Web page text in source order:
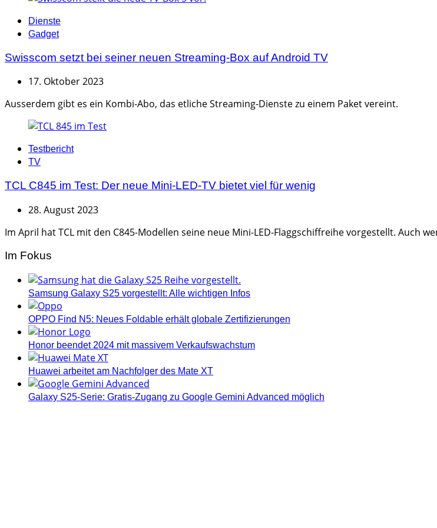
Categories
Dienste
Gadget
Swisscom setzt bei seiner neuen Streaming-Box auf Android TV
17. Oktober 2023
Ausserdem gibt es ein Kombi-Abo, das etliche Streaming-Dienste zu einem Paket vereint.
Categories
Testbericht
TV
TCL C845 im Test: Der neue Mini-LED-TV bietet viel für wenig
28. August 2023
Im April hat TCL mit den C845-Modellen seine neue Mini-LED-Flaggschiffreihe vorgestellt. Auch
Im Fokus
Samsung Galaxy S25 vorgestellt: Alle wichtigen Infos
OPPO Find N5: Neues Foldable erhält globale Zertifizierungen
Honor beendet 2024 mit massivem Verkaufswachstum
Huawei arbeitet am Nachfolger des Mate XT
Galaxy S25-Serie: Gratis-Zugang zu Google Gemini Advanced möglich